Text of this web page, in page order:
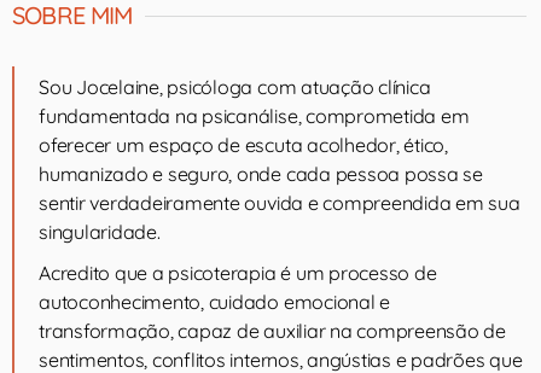
SOBRE MIM
Sou Jocelaine, psicóloga com atuação clínica
fundamentada na psicanálise, comprometida em
oferecer um espaço de escuta acolhedor, ético,
humanizado e seguro, onde cada pessoa possa se
sentir verdadeiramente ouvida e compreendida em sua
singularidade.
Acredito que a psicoterapia é um processo de
autoconhecimento, cuidado emocional e
transformação, capaz de auxiliar na compreensão de
sentimentos, conflitos internos, angústias e padrões que